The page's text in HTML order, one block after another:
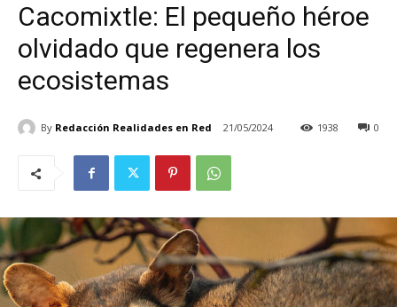
Cacomixtle: El pequeño héroe
olvidado que regenera los
ecosistemas
By Redacción Realidades en Red 21/05/2024 0
1938